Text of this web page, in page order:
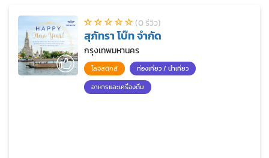
(0 รีวิว)
สุภัทรา โบ๊ท จำกัด
กรุงเทพมหานคร
โลจิสติกส์
ท่องเที่ยว / นำเที่ยว
อาหารและเครื่องดื่ม